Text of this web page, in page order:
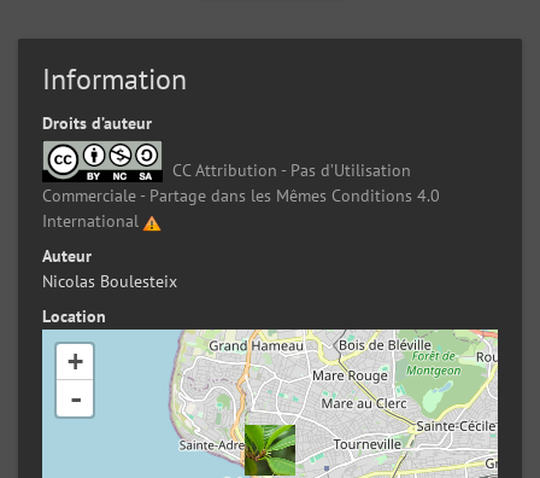
Information
Droits d’auteur
CC Attribution - Pas d’Utilisation
Commerciale - Partage dans les Mêmes Conditions 4.0
International
Auteur
Nicolas Boulesteix
Location
+
-